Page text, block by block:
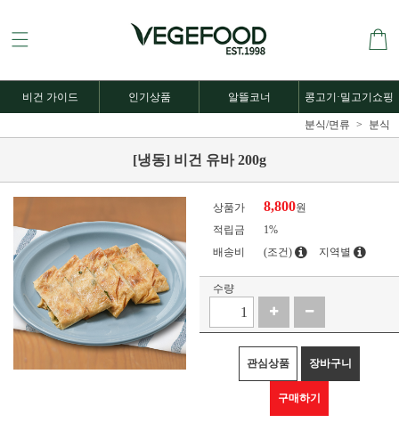
비건 가이드 인기상품 알뜰코너 콩고기·밀고기쇼핑
분식/면류 분식
[냉동] 비건 유바 200g
상품가 8,800원
적립금
1%
배송비
(조건) 지역별
수량
관심상품 장바구니
구매하기